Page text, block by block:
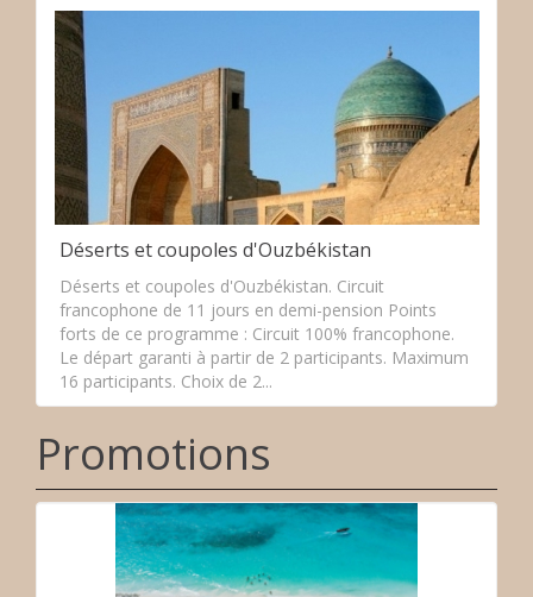
Déserts et coupoles d'Ouzbékistan
Déserts et coupoles d'Ouzbékistan. Circuit
francophone de 11 jours en demi-pension Points
forts de ce programme : Circuit 100% francophone.
Le départ garanti à partir de 2 participants. Maximum
16 participants. Choix de 2...
Promotions